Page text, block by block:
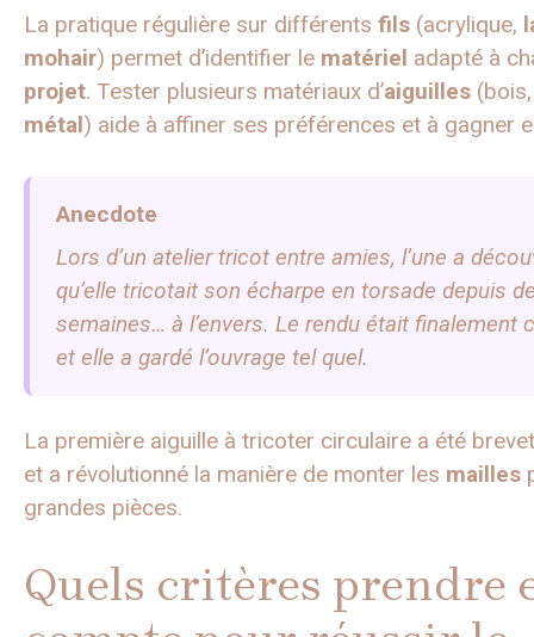
La pratique régulière sur différents fils (acrylique,
mohair) permet d’identifier le matériel adapté à
projet. Tester plusieurs matériaux d’aiguilles
métal) aide à affiner ses préférences et à gagner
Anecdote
Lors d’un atelier tricot entre amies, l’une a
qu’elle tricotait son écharpe en torsade depuis
semaines… à l’envers. Le rendu était finalement
et elle a gardé l’ouvrage tel quel.
La première aiguille à tricoter circulaire a été
et a révolutionné la manière de monter les mailles
grandes pièces.
Quels critères prendre